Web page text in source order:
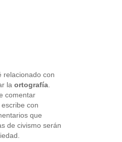
relacionado con
la ortografía
comentar
con
que
de civismo serán